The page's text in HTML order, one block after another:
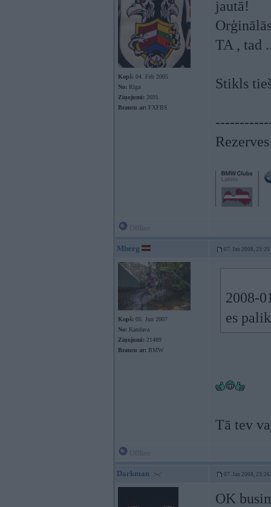
Kopš: 04. Feb 2005
No: Rīga
Ziņojumi: 2691
Braucu ar: FXFBS
jautā!
TA , tad
Stikls
Mberg 07. Jan 2008, 23:25
Kopš: 05. Jun 2007
No: Kandava
Ziņojumi: 21489
Braucu ar: BMW
2008-
es
Tā tev
Darkman 07. Jan 2008, 23:26
OK